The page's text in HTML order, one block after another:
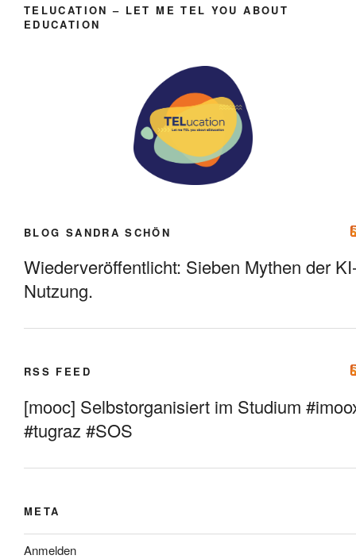
TELUCATION – LET ME TEL YOU ABOUT
EDUCATION
BLOG SANDRA SCHÖN
Wiederveröffentlicht: Sieben Mythen der
Nutzung.
RSS FEED
[mooc] Selbstorganisiert im Studium
#tugraz #SOS
META
Anmelden